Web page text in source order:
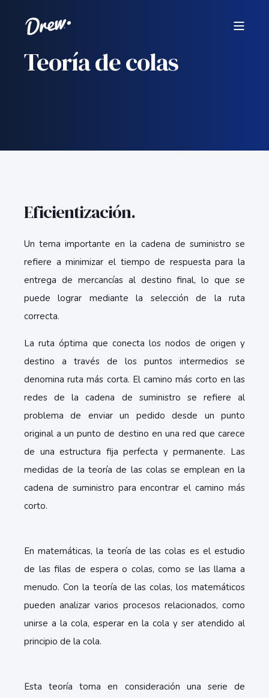
Teoría de colas
Eficientización.
Un tema importante en la cadena de suministro se
refiere a minimizar el tiempo de respuesta para la
entrega de mercancías al destino final, lo que se
puede lograr mediante la selección de la ruta
correcta.
La ruta óptima que conecta los nodos de origen y
destino a través de los puntos intermedios se
denomina ruta más corta. El camino más corto en las
redes de la cadena de suministro se refiere al
problema de enviar un pedido desde un punto
original a un punto de destino en una red que carece
de una estructura fija perfecta y permanente. Las
medidas de la teoría de las colas se emplean en la
cadena de suministro para encontrar el camino más
corto.
En matemáticas, la teoría de las colas es el estudio
de las filas de espera o colas, como se las llama a
menudo. Con la teoría de las colas, los matemáticos
pueden analizar varios procesos relacionados, como
unirse a la cola, esperar en la cola y ser atendido al
principio de la cola.
Esta teoría toma en consideración una serie de